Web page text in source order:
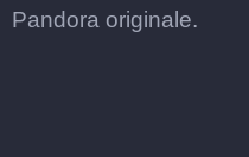
Pandora originale.